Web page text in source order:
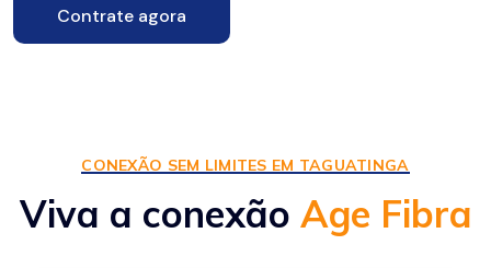
Contrate agora
CONEXÃO SEM LIMITES EM TAGUATINGA
Viva a conexão Age Fibra